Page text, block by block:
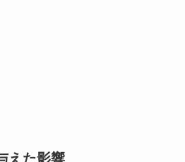
えた影響